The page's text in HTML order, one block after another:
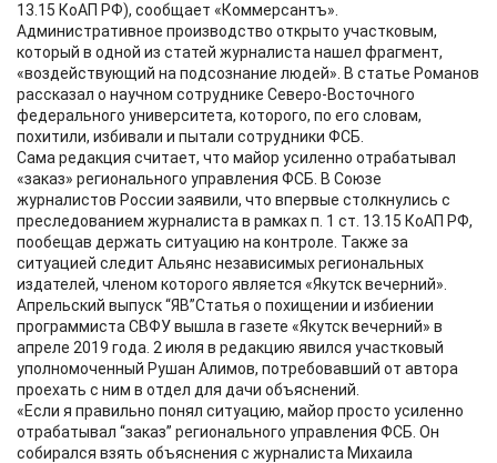
13.15 КоАП РФ), сообщает «Коммерсантъ».
Административное производство открыто участковым,
который в одной из статей журналиста нашел фрагмент,
«воздействующий на подсознание людей». В статье Романов
рассказал о научном сотруднике Северо-Восточного
федерального университета, которого, по его словам,
похитили, избивали и пытали сотрудники ФСБ.
Сама редакция считает, что майор усиленно отрабатывал
«заказ» регионального управления ФСБ. В Союзе
журналистов России заявили, что впервые столкнулись с
преследованием журналиста в рамках п. 1 ст. 13.15 КоАП РФ,
пообещав держать ситуацию на контроле. Также за
ситуацией следит Альянс независимых региональных
издателей, членом которого является «Якутск вечерний».
Апрельский выпуск “ЯВ”Статья о похищении и избиении
программиста СВФУ вышла в газете «Якутск вечерний» в
апреле 2019 года. 2 июля в редакцию явился участковый
уполномоченный Рушан Алимов, потребовавший от автора
проехать с ним в отдел для дачи объяснений.
«Если я правильно понял ситуацию, майор просто усиленно
отрабатывал “заказ” регионального управления ФСБ. Он
собирался взять объяснения с журналиста Михаила